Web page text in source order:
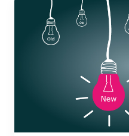
是万里长征的第一步，
并将它们转化为可操作
动，就像一位经验丰富
到破案的关键线索。 首
行整理和分类，就像整
品分门别类地摆放整齐
源网站的权威性、链接
接、目录链接等）、锚
晰的分类有助于你更好
站审核，Ahrefs 都能帮
优化的战场上运筹帷幄
解你的网站在哪些方面
化你的网站以获得更高
对手分析：知己知彼，
分析功能，只需输入竞
他们的反向链接情况。
链接类型、锚文本等等
并找到可以借鉴的链接
搜索引擎优化工具，就
门的金钥匙，能够帮助
高的曝光率和流量。有
助你吸引目标用户，提
的转化率和收益。 这篇
高效的小语种搜索引擎
一种工具的功能和优势
议，帮助你克服语言障
的网站在国际竞争中脱